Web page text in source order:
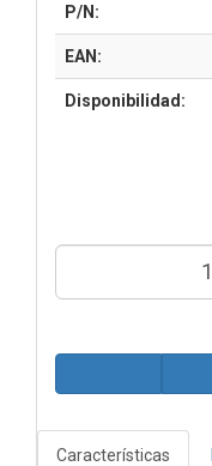
P/N:
EAN:
Disponibilidad:
Características